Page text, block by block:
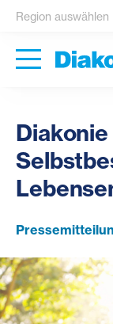
Region auswählen